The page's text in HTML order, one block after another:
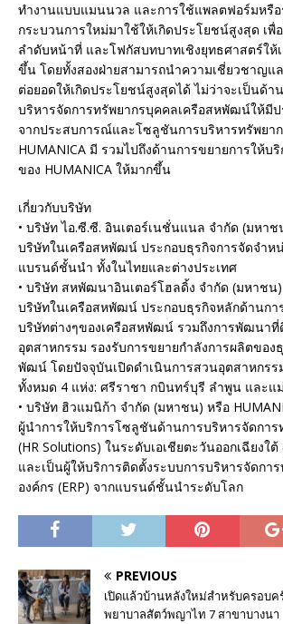
ทำงานแบบแมนนวล และการใช้แพลตฟอร์มหรื
กระบวนการใหม่มาใช้ให้เกิดประโยชน์สูงสุด เพื่
ลำดับหน้าที่ และโฟกัสบทบาทเชิงยุทธศาสตร์ใ
ขึ้น โดยทั้งสองฝ่ายสามารถนำความเชี่ยวชาญแ
ต่อยอดให้เกิดประโยชน์สูงสุดได้ ไม่ว่าจะเป็นด้
บริหารจัดการทรัพยากรบุคคลเครือสหพัฒน์ให้มี
จากประสบการณ์และโซลูชันการบริหารทรัพยา
HUMANICA มี รวมไปถึงด้านการขยายการให้บ
ของ HUMANICA ให้มากขึ้น
เกี่ยวกับบริษัท
• บริษัท ไอ.ซี.ซี. อินเตอร์เนชั่นแนล จำกัด (มหาช
บริษัทในเครือสหพัฒน์ ประกอบธุรกิจการจัดจำห
แบรนด์ชั้นนำ ทั้งในไทยและต่างประเทศ
• บริษัท สหพัฒนาอินเตอร์โฮลดิ้ง จำกัด (มหาชน)
บริษัทในเครือสหพัฒน์ ประกอบธุรกิจหลักด้านก
บริษัทต่างๆของเครือสหพัฒน์ รวมถึงการพัฒนาที่
อุตสาหกรรม รองรับการขยายกำลังการผลิตของ
พัฒน์ โดยปัจจุบันเปิดดำเนินการสวนอุตสาหกร
ทั้งหมด 4 แห่ง: ศรีราชา กบินทร์บุรี ลำพูน และแ
• บริษัท ฮิวแมนิก้า จำกัด (มหาชน) หรือ
ผู้นำการให้บริการโซลูชันด้านการบริหารจัดกา
(HR Solutions) ในระดับเอเชียตะวันออกเฉียงใต้
และเป็นผู้ให้บริการติดตั้งระบบการบริหารจัดกา
องค์กร (ERP) จากแบรนด์ชั้นนำระดับโลก
PREVIOUS
เปิดแล้วบ้านหลังใหม่สำหรับครอบค
พยาบาลสัตว์พญาไท 7 สาขาบางนา